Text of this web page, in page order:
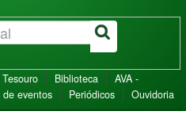
Biblioteca
AVA -
de eventos Periódicos Ouvidoria